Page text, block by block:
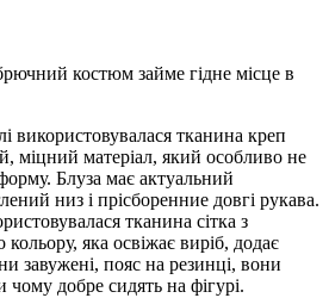
костюм займе гідне місце в
використовувалася тканина креп
міцний матеріал, який особливо не
Блуза має актуальний
низ і прісборенние довгі рукава.
тканина сітка з
яка освіжає виріб, додає
завужені, пояс на резинці, вони
чому добре сидять на фігурі.